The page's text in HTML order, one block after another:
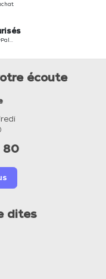
écoute
80
dites